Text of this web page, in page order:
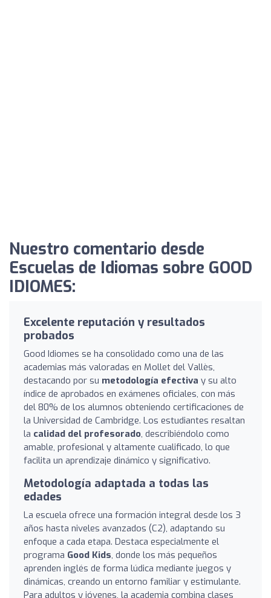
Nuestro comentario desde
Escuelas de Idiomas sobre GOOD
IDIOMES:
Excelente reputación y resultados
probados
Good Idiomes se ha consolidado como una de las
academias más valoradas en Mollet del Vallès,
destacando por su metodología efectiva y su alto
índice de aprobados en exámenes oficiales, con más
del 80% de los alumnos obteniendo certificaciones de
la Universidad de Cambridge. Los estudiantes resaltan
la calidad del profesorado, describiéndolo como
amable, profesional y altamente cualificado, lo que
facilita un aprendizaje dinámico y significativo.
Metodología adaptada a todas las
edades
La escuela ofrece una formación integral desde los 3
años hasta niveles avanzados (C2), adaptando su
enfoque a cada etapa. Destaca especialmente el
programa Good Kids, donde los más pequeños
aprenden inglés de forma lúdica mediante juegos y
dinámicas, creando un entorno familiar y estimulante.
Para adultos y jóvenes, la academia combina clases